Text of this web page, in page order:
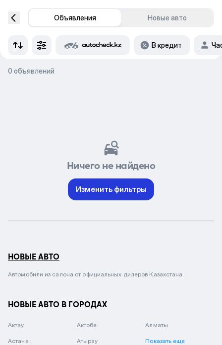
Объявления Новые авто
В кредит
0 объявлений
Ничего не найдено
Изменить фильтры
НОВЫЕ АВТО
Автомобили из салона от официальных дилеров Казахстана.
НОВЫЕ АВТО В ГОРОДАХ
Актау Актобе Алматы
Астана Атырау Показать еще